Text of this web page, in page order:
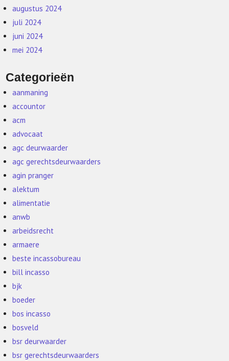
augustus 2024
juli 2024
juni 2024
mei 2024
Categorieën
aanmaning
accountor
acm
advocaat
agc deurwaarder
agc gerechtsdeurwaarders
agin pranger
alektum
alimentatie
anwb
arbeidsrecht
armaere
beste incassobureau
bill incasso
bjk
boeder
bos incasso
bosveld
bsr deurwaarder
bsr gerechtsdeurwaarders